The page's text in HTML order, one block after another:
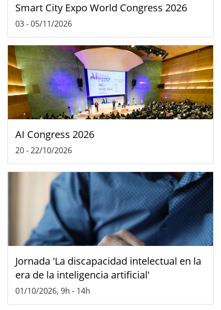
Smart City Expo World Congress 2026
03-05/11/2026
AI Congress 2026
20-22/10/2026
Jornada 'La discapacidad intelectual en la
era de la inteligencia artificial'
01/10/2026, 9h - 14h